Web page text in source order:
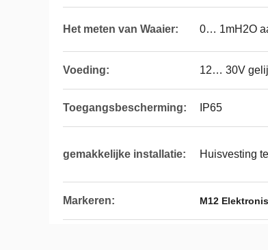
Het meten van Waaier: 0… 1mH2O
Voeding: 12… 30V
Toegangsbescherming: IP65
gemakkelijke installatie: Huisvesting
Markeren: M12